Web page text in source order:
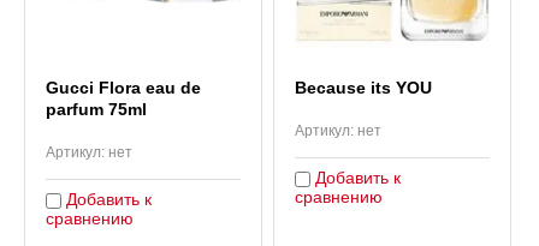
Gucci Flora eau de
parfum 75ml
Артикул: нет
Добавить к
сравнению
Because its YOU
Артикул:нет
Добавить к
сравнению